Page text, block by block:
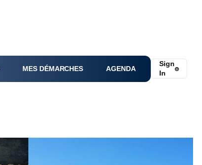
MES DÉMARCHES AGENDA
Sign
In
⌾